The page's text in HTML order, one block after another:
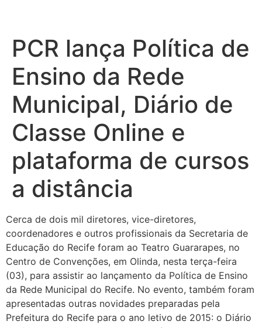
PCR lança Política de
Ensino da Rede
Municipal, Diário de
Classe Online e
plataforma de cursos
a distância
Cerca de dois mil diretores, vice-diretores,
coordenadores e outros profissionais da Secretaria de
Educação do Recife foram ao Teatro Guararapes, no
Centro de Convenções, em Olinda, nesta terça-feira
(03), para assistir ao lançamento da Política de Ensino
da Rede Municipal do Recife. No evento, também foram
apresentadas outras novidades preparadas pela
Prefeitura do Recife para o ano letivo de 2015: o Diário